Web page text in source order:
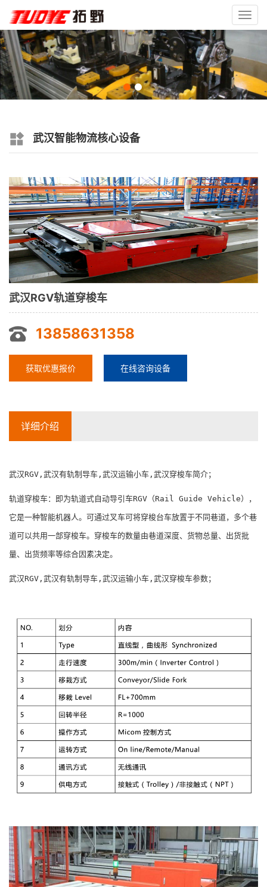
武汉智能物流核心设备
武汉RGV轨道穿梭车
13858631358
获取优惠报价 在线咨询设备
详细介绍
武汉RGV,武汉有轨制导车,武汉运输小车,武汉穿梭车简介；
轨道穿梭车：即为轨道式自动导引车RGV（Rail Guide Vehicle），
它是一种智能机器人。可通过叉车可将穿梭台车放置于不同巷道，多个巷
道可以共用一部穿梭车。穿梭车的数量由巷道深度、货物总量、出货批
量、出货频率等综合因素决定。
武汉RGV,武汉有轨制导车,武汉运输小车,武汉穿梭车参数；